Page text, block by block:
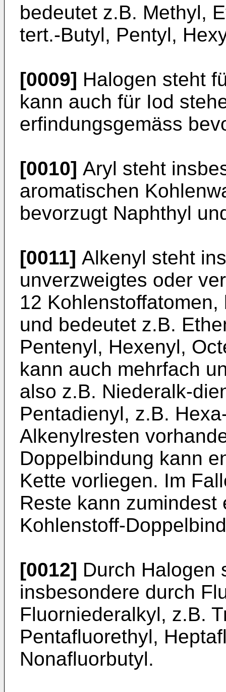
bedeutet z.B. Methyl,
tert.-Butyl, Pentyl,
[0009] Halogen steht
kann auch für Iod
erfindungsgemäss
[0010] Aryl steht
aromatischen
bevorzugt Naphthyl
[0011] Alkenyl steht
unverzweigtes oder
12
und bedeutet z.B.
Pentenyl, Hexenyl,
kann auch mehrfach
also z.B. Niederalk-
Pentadienyl, z.B.
Alkenylresten
Doppelbindung kann
Kette vorliegen. Im
Reste kann zumindest
Kohlenstoff-
[0012] Durch Halogen
insbesondere durch
Fluorniederalkyl, z.B.
Pentafluorethyl,
Nonafluorbutyl.